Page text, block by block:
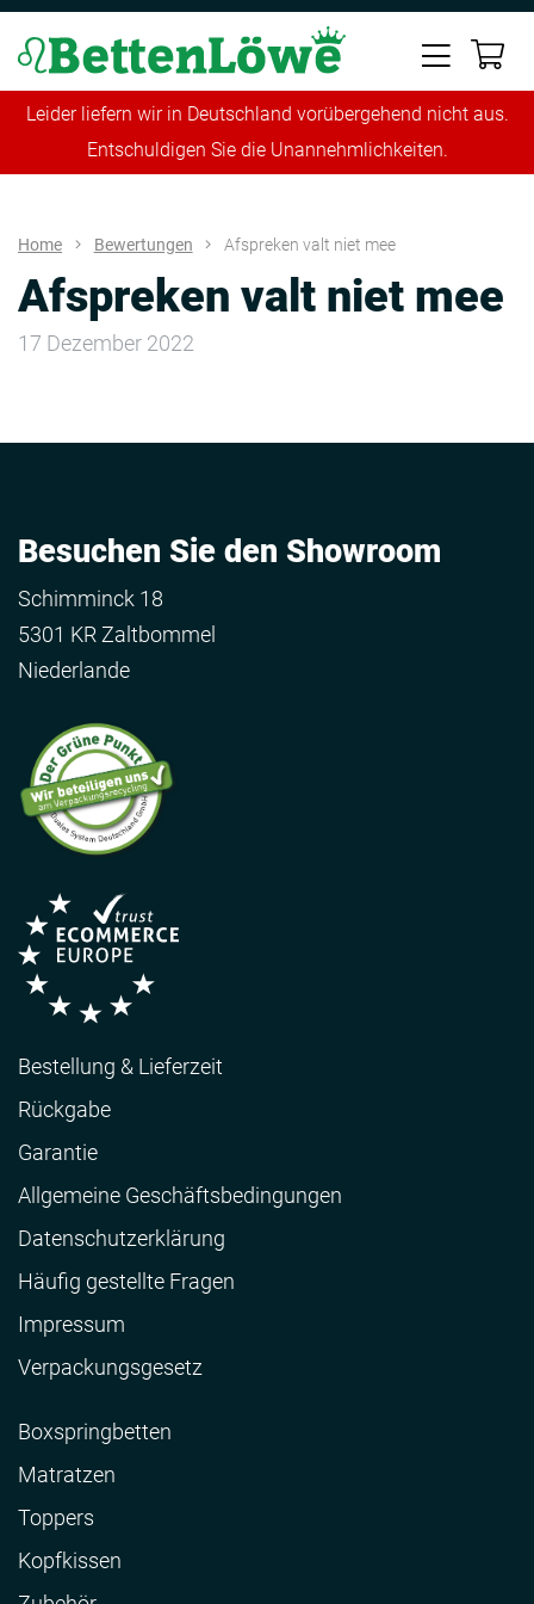
Leider liefern wir in Deutschland vorübergehend nicht aus.
Entschuldigen Sie die Unannehmlichkeiten.
Home Bewertungen Afspreken valt niet mee
Afspreken valt niet mee
17 Dezember 2022
Besuchen Sie den Showroom
Schimminck 18
5301 KR Zaltbommel
Niederlande
Bestellung & Lieferzeit
Rückgabe
Garantie
Allgemeine Geschäftsbedingungen
Datenschutzerklärung
Häufig gestellte Fragen
Impressum
Verpackungsgesetz
Boxspringbetten
Matratzen
Toppers
Kopfkissen